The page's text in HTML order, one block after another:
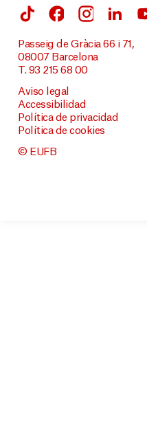
Passeig de Gràcia 66 i 71,
08007 Barcelona
T. 93 215 68 00
Aviso legal
Accessibilidad
Política de privacidad
Política de cookies
© EUFB